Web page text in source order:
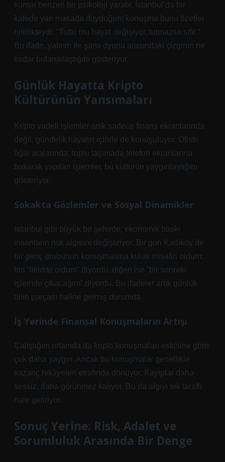
kumar benzeri bir psikoloji yaratır. İstanbul’da bir
kafede yan masada duyduğum konuşma bunu özetler
nitelikteydi: “Tuttu mu hayat değişiyor, tutmazsa sıfır.”
Bu ifade, yatırım ile şans oyunu arasındaki çizginin ne
kadar bulanıklaştığını gösteriyor.
Günlük Hayatta Kripto
Kültürünün Yansımaları
Kripto vadeli işlemler artık sadece finans ekranlarında
değil, gündelik hayatın içinde de konuşuluyor. Ofiste
öğle aralarında, toplu taşımada telefon ekranlarına
bakarak yapılan işlemler, bu kültürün yaygınlaştığını
gösteriyor.
Sokakta Gözlemler ve Sosyal Dinamikler
İstanbul gibi büyük bir şehirde, ekonomik baskı
insanların risk algısını değiştiriyor. Bir gün Kadıköy’de
bir genç grubunun konuşmasına kulak misafiri oldum:
biri “likidite oldum” diyordu, diğeri ise “bir sonraki
işlemde çıkacağım” diyordu. Bu ifadeler artık günlük
dilin parçası haline gelmiş durumda.
İş Yerinde Finansal Konuşmaların Artışı
Çalıştığım ortamda da kripto konuşmaları eskisine göre
çok daha yaygın. Ancak bu konuşmalar genellikle
kazanç hikâyeleri etrafında dönüyor. Kayıplar daha
sessiz, daha görünmez kalıyor. Bu da algıyı tek taraflı
hale getiriyor.
Sonuç Yerine: Risk, Adalet ve
Sorumluluk Arasında Bir Denge